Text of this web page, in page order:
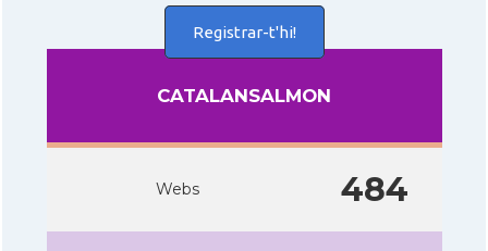
Registrar-t'hi!
CATALANSALMON
Webs 484